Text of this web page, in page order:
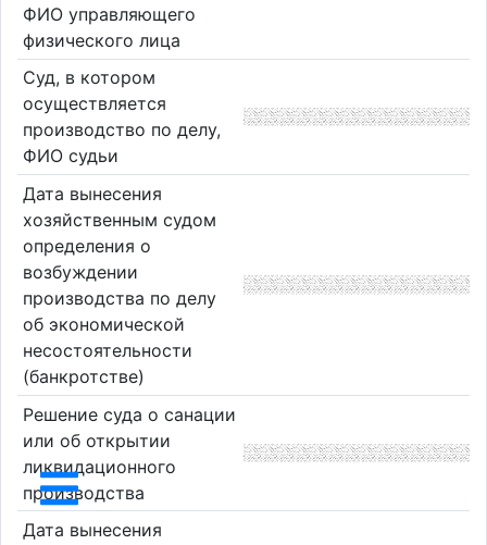
ФИО управляющего
физического лица
Суд, в котором
осуществляется
производство по делу,
ФИО судьи
Дата вынесения
хозяйственным судом
определения о
возбуждении
производства по делу
об экономической
несостоятельности
(банкротстве)
Решение суда о санации
или об открытии
ликвидационного
производства
Дата вынесения